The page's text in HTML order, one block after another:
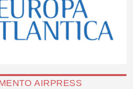
AIRPRESS